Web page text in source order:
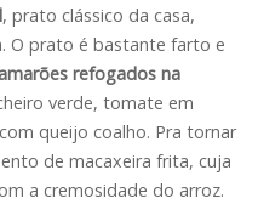
, prato clássico da casa,
O prato é bastante farto e
refogados na
verde, tomate em
queijo coalho. Pra tornar
de macaxeira frita, cuja
a cremosidade do arroz.